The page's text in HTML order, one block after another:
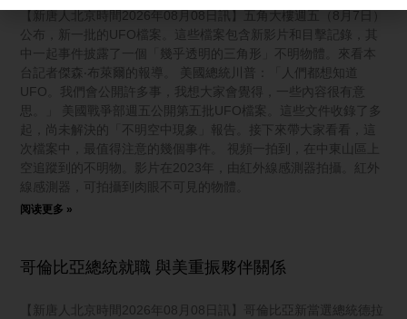
【新唐人北京時間2026年08月08日訊】五角大樓週五（8月7日）
公布，新一批的UFO檔案。這些檔案包含新影片和目擊記錄，其
中一起事件披露了一個「幾乎透明的三角形」不明物體。來看本
台記者傑森‧布萊爾的報導。 美國總統川普：「人們都想知道
UFO。我們會公開許多事，我想大家會覺得，一些內容很有意
思。」 美國戰爭部週五公開第五批UFO檔案。這些文件收錄了多
起，尚未解決的「不明空中現象」報告。接下來帶大家看看，這
次檔案中，最值得注意的幾個事件。 視頻一拍到，在中東山區上
空追蹤到的不明物。影片在2023年，由紅外線感測器拍攝。紅外
線感測器，可拍攝到肉眼不可見的物體。
阅读更多 »
哥倫比亞總統就職 與美重振夥伴關係
【新唐人北京時間2026年08月08日訊】哥倫比亞新當選總統德拉